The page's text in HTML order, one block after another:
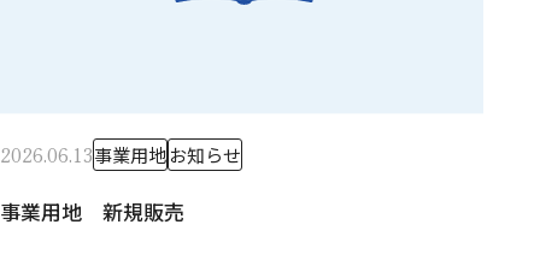
2026.06.13事業用地お知らせ
事業用地 新規販売